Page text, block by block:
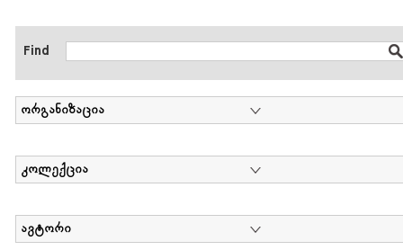
Find
ორგანიზაცია
კოლექცია
ავტორი